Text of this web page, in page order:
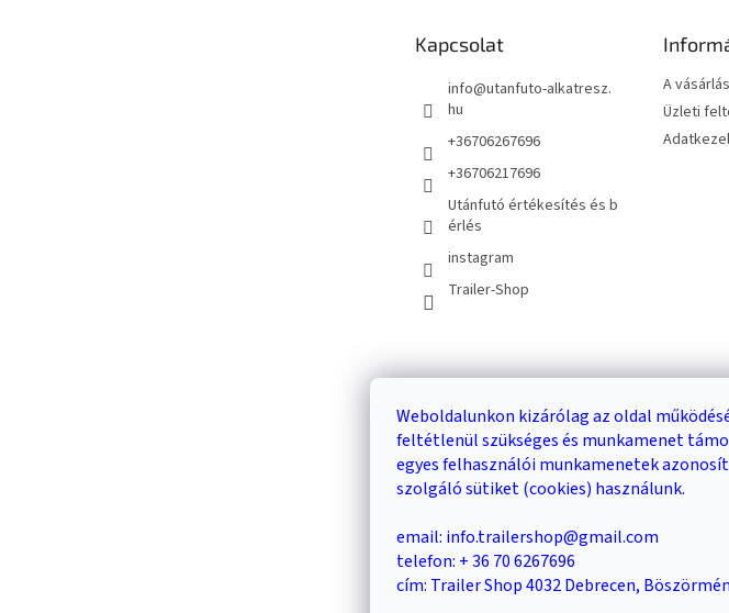
Weboldalunkon kizárólag az oldal
feltétlenül szükséges és munkamenet
egyes felhasználói munkamenetek
szolgáló sütiket (cookies) használunk.
email: info.trailershop@gmail.com
telefon: + 36 70 6267696
cím: Trailer Shop 4032 Debrecen,
Kapcsolat
info@utanfuto-alkatresz.
hu
+36706267696
+36706217696
Utánfutó értékesítés és b
érlés
instagram
Trailer-Shop
A
Üzleti
0DB /0 FT
Trailer-Shop